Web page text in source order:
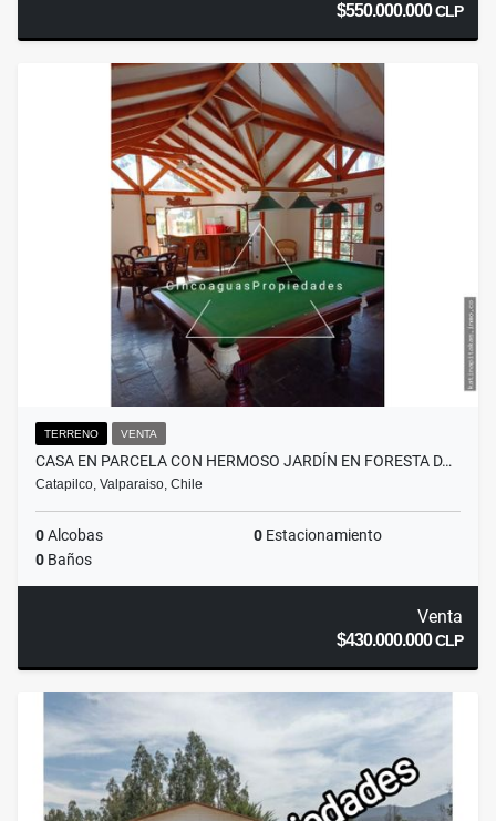
$550.000.000CLP
TERRENO VENTA
CASA EN PARCELA CON HERMOSO JARDÍN EN FORESTA D…
Catapilco, Valparaiso, Chile
0Alcobas 0 Estacionamiento
0 Baños
Venta
$430.000.000CLP